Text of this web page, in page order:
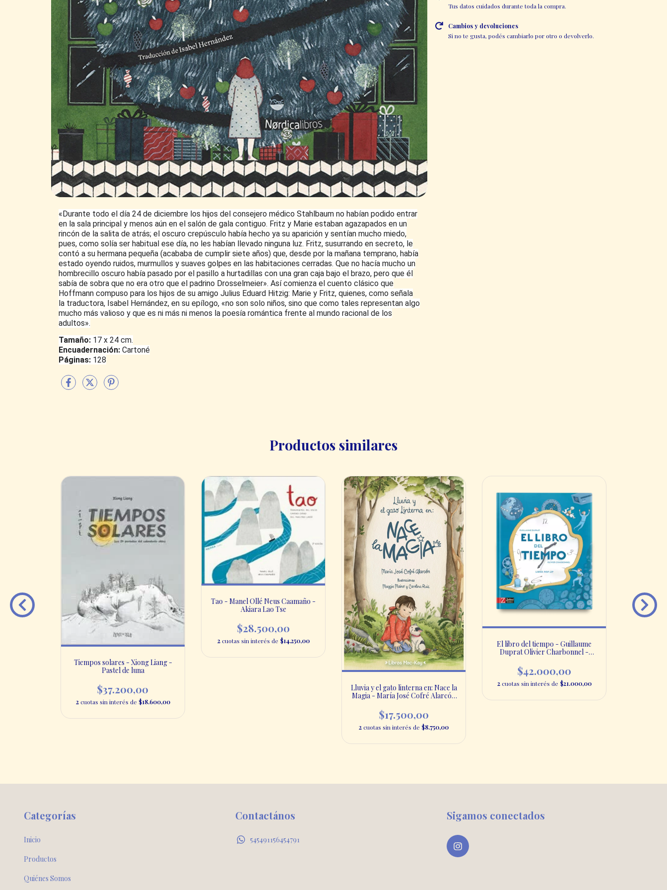
«Durante todo el día 24 de diciembre los hijos del consejero médico Stahlbaum no habían podido entrar
en la sala principal y menos aún en el salón de gala contiguo. Fritz y Marie estaban agazapados en un
rincón de la salita de atrás; el oscuro crepúsculo había hecho ya su aparición y sentían mucho miedo,
pues, como solía ser habitual ese día, no les habían llevado ninguna luz. Fritz, susurrando en secreto, le
contó a su hermana pequeña (acababa de cumplir siete años) que, desde por la mañana temprano, había
estado oyendo ruidos, murmullos y suaves golpes en las habitaciones cerradas. Que no hacía mucho un
hombrecillo oscuro había pasado por el pasillo a hurtadillas con una gran caja bajo el brazo, pero que él
sabía de sobra que no era otro que el padrino Drosselmeier». Así comienza el cuento clásico que
Hoffmann compuso para los hijos de su amigo Julius Eduard Hitzig: Marie y Fritz, quienes, como señala
la traductora, Isabel Hernández, en su epílogo, «no son solo niños, sino que como tales representan algo
mucho más valioso y que es ni más ni menos la poesía romántica frente al mundo racional de los
adultos».
Tamaño: 17 x 24 cm.
Encuadernación: Cartoné
Páginas: 128
Tus datos cuidados durante toda la compra.
Cambios y devoluciones
Si no te gusta, podés cambiarlo por otro o devolverlo.
Productos similares
Tiempos solares - Xiong Liang -
Pastel de luna
$37.200,00
2 cuotas sin interés de $18.600,00
Tao - Manel Ollé Neus Caamaño -
Akiara Lao Tse
$28.500,00
2 cuotas sin interés de $14.250,00
Lluvia y el gato linterna en: Nace la
Magia - María José Cofré Alarcón
$17.500,00
2cuotas sin interés de $8.750,00
El libro del tiempo - Guillaume
Duprat Olivier Charbonnel -
$42.000,00
2 cuotas sin interés de $21.000,00
2cuotas
Categorías
Inicio
Productos
Quiénes Somos
Contactános
545491156454791
Sigamos conectados